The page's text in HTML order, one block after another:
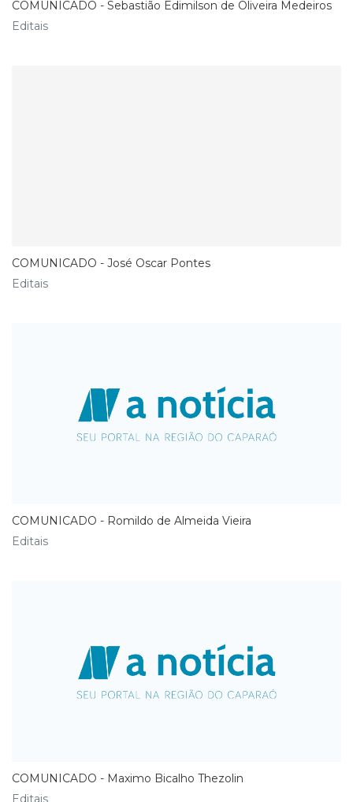
COMUNICADO - Sebastião Edimilson de Oliveira Medeiros
Editais
COMUNICADO - José Oscar Pontes
Editais
COMUNICADO - Romildo de Almeida Vieira
Editais
COMUNICADO - Maximo Bicalho Thezolin
Editais